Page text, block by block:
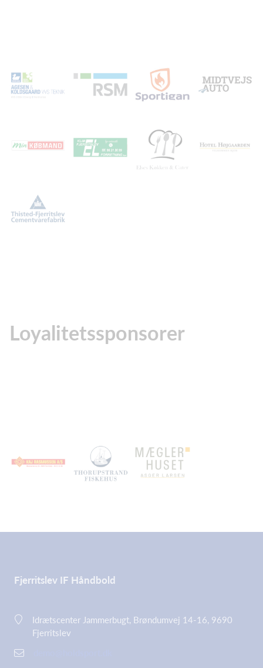
Loyalitetssponsorer
Fjerritslev IF Håndbold
Idrætscenter Jammerbugt, Brøndumvej 14-16, 9690
Fjerritslev